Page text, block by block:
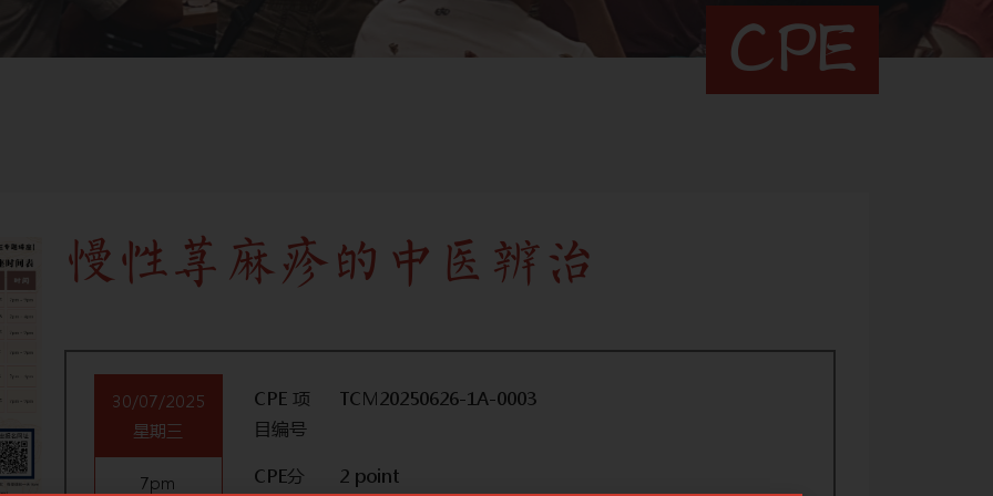
CPE
慢性荨麻疹的中医辨治
30/07/2025
星期三
7pm
CPE 项
目编号
TCM20250626-1A-0003
CPE分 2 point